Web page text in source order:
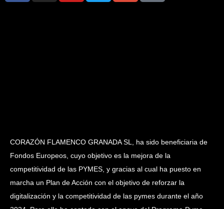
CORAZÓN FLAMENCO GRANADA SL, ha sido beneficiaria de
Fondos Europeos, cuyo objetivo es la mejora de la
competitividad de las PYMES, y gracias al cual ha puesto en
marcha un Plan de Acción con el objetivo de reforzar la
digitalización y la competitividad de las pymes durante el año